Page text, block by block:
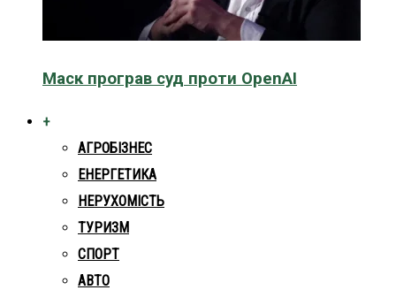
Маск програв суд проти OpenAI
+
АГРОБІЗНЕС
ЕНЕРГЕТИКА
НЕРУХОМІСТЬ
ТУРИЗМ
СПОРТ
АВТО